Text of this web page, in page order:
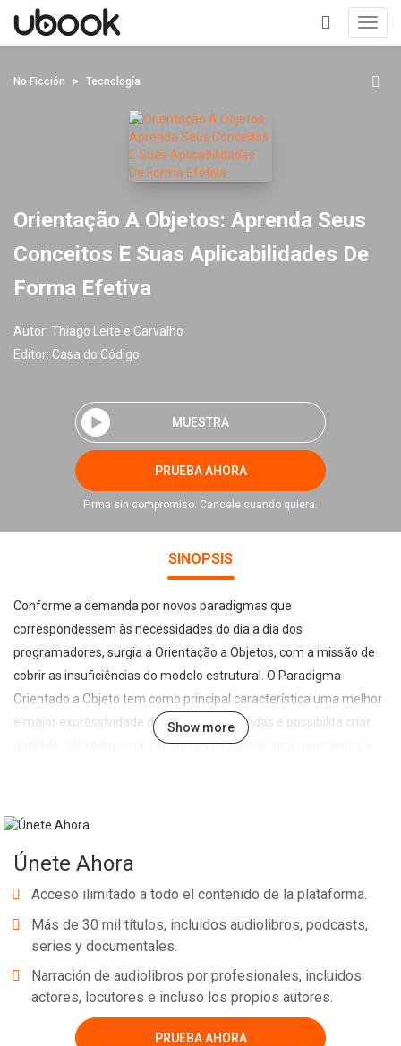
+
No Ficción Tecnología
Orientação A Objetos: Aprenda Seus
Conceitos E Suas Aplicabilidades De
Forma Efetiva
Autor: Thiago Leite e Carvalho
Editor: Casa do Código
MUESTRA
PRUEBA AHORA
Firma sin compromiso. Cancele cuando quiera.
SINOPSIS
Conforme a demanda por novos paradigmas que
correspondessem às necessidades do dia a dia dos
programadores, surgia a Orientação a Objetos, com a missão de
cobrir as insuficiências do modelo estrutural. O Paradigma
Orientado a Objeto tem como principal característica uma melhor
e maior expressividade das nossas demandas e possibilita criar
unidades de código mais próximas da forma como pensamos e
Neste livro, Thiago Leite demonstrará todos os seus conceitos
exemplos, você será iniciado nas boas práticas do uso da
Orientação a Objetos para alcançar uma alta qualidade nos seus
produtivo e de mais fácil manutenção. Este livro utiliza as
linguagens Java e C#.
Show more
Únete Ahora
Acceso ilimitado a todo el contenido de la plataforma.
Más de 30 mil títulos, incluidos audiolibros, podcasts,
series y documentales.
Narración de audiolibros por profesionales, incluidos
actores, locutores e incluso los propios autores.
PRUEBA AHORA